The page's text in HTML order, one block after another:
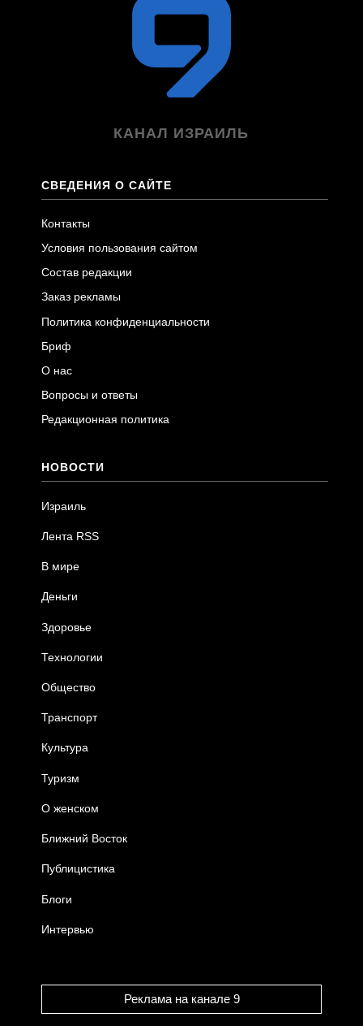
КАНАЛ ИЗРАИЛЬ
СВЕДЕНИЯ О САЙТЕ
Контакты
Условия пользования сайтом
Состав редакции
Заказ рекламы
Политика конфиденциальности
Бриф
О нас
Вопросы и ответы
Редакционная политика
НОВОСТИ
Израиль
Лента RSS
В мире
Деньги
Здоровье
Технологии
Общество
Транспорт
Культура
Туризм
О женском
Ближний Восток
Публицистика
Блоги
Интервью
Реклама на канале 9